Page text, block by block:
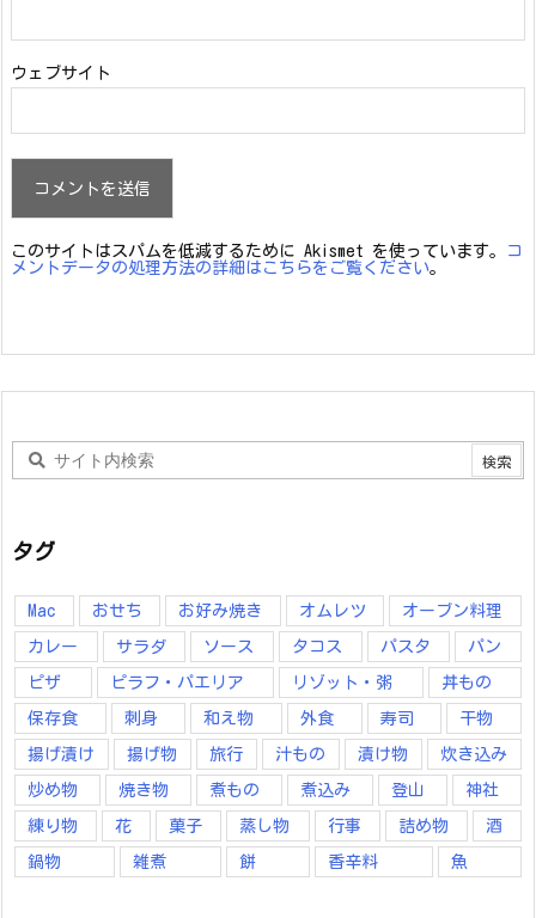
ウェブサイト
このサイトはスパムを低減するために Akismet を使っています。
コ
メントデータの処理方法の詳細はこちらをご覧ください。
タグ
Mac おせち お好み焼き オムレツ オーブン料理
カレー サラダ ソース タコス パスタ パン
ピザ ピラフ・パエリア リゾット・粥 丼もの
保存食 刺身 和え物 外食 寿司 干物
揚げ漬け 揚げ物 旅行 汁もの 漬け物 炊き込み
炒め物 焼き物 煮もの 煮込み 登山 神社
練り物 花 菓子 蒸し物 行事 詰め物 酒
鍋物 雑煮 餅 香辛料 魚